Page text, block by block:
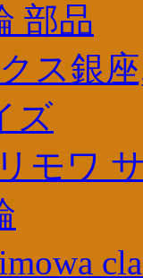
部品
ス銀
ズ
モワ